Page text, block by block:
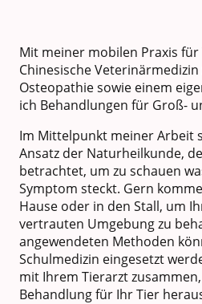
Mit meiner mobilen Praxis
Chinesische Veterinärmedizin
Osteopathie sowie einem
ich Behandlungen für Groß-
Im Mittelpunkt meiner Arbeit
Ansatz der Naturheilkunde,
betrachtet, um zu schauen
Symptom steckt. Gern
Hause oder in den Stall, um
vertrauten Umgebung zu
angewendeten Methoden
Schulmedizin eingesetzt
mit Ihrem Tierarzt
Behandlung für Ihr Tier